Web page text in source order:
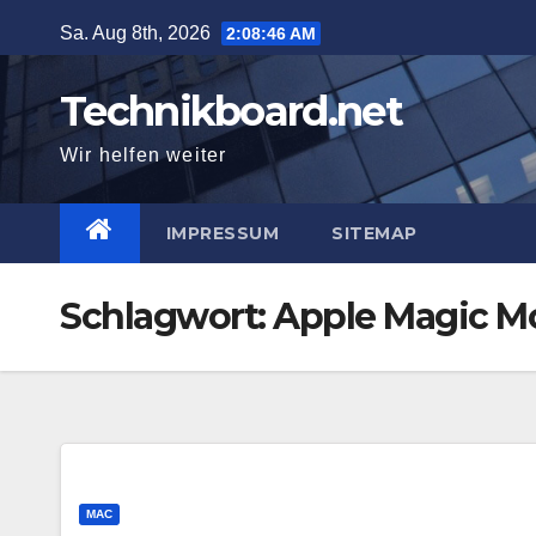
Inhalt
Sa. Aug 8th, 2026 2:08:46 AM
Technikboard.net
Wir helfen weiter
IMPRESSUM SITEMAP
Schlagwort: Apple Magic
MAC